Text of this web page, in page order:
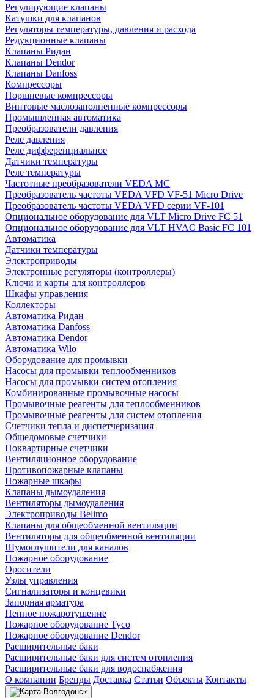
Регулирующие клапаны
Катушки для клапанов
Регуляторы температуры, давления и расхода
Редукционные клапаны
Клапаны Ридан
Клапаны Dendor
Клапаны Danfoss
Компрессоры
Поршневые компрессоры
Винтовые маслозаполненные компрессоры
Промышленная автоматика
Преобразователи давления
Реле давления
Реле дифференциальное
Датчики температуры
Реле температуры
Частотные преобразователи VEDA MC
Преобразователь частоты VEDA VFD VF-51 Micro Drive
Преобразователь частоты VEDA VFD серии VF-101
Опциональное оборудование для VLT Micro Drive FC 51
Опциональное оборудование для VLT HVAC Basic FC 101
Автоматика
Датчики температуры
Электроприводы
Электронные регуляторы (контроллеры)
Ключи и карты для контроллеров
Шкафы управления
Коллекторы
Автоматика Ридан
Автоматика Danfoss
Автоматика Dendor
Автоматика Wilo
Оборудование для промывки
Насосы для промывки теплообменников
Насосы для промывки систем отопления
Комбинированные промывочные насосы
Промывочные реагенты для теплообменников
Промывочные реагенты для систем отопления
Счетчики тепла и диспетчеризация
Общедомовые счетчики
Поквартирные счетчики
Вентиляционное оборудование
Противопожарные клапаны
Пожарные шкафы
Клапаны дымоудаления
Вентиляторы дымоудаления
Электроприводы Belimo
Клапаны для общеобменной вентиляции
Вентиляторы для общеобменной вентиляции
Шумоглушители для каналов
Пожарное оборудование
Оросители
Узлы управления
Сигнализаторы и концевики
Запорная арматура
Пенное пожаротушение
Пожарное оборудование Tyco
Пожарное оборудование Dendor
Расширительные баки
Расширительные баки для систем отопления
Расширительные баки для водоснабжения
О компании Бренды Доставка Статьи Объекты Контакты
Волгодонск